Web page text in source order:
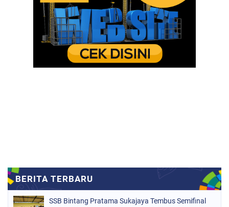
SSB Bintang Pratama Sukajaya Tembus Semifinal